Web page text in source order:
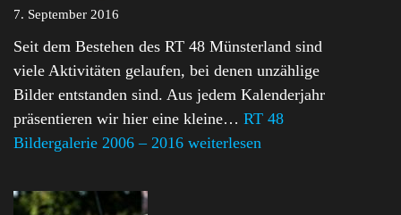
7. September 2016
Seit dem Bestehen des RT 48 Münsterland sind
viele Aktivitäten gelaufen, bei denen unzählige
Bilder entstanden sind. Aus jedem Kalenderjahr
präsentieren wir hier eine kleine… RT 48
Bildergalerie 2006 – 2016 weiterlesen